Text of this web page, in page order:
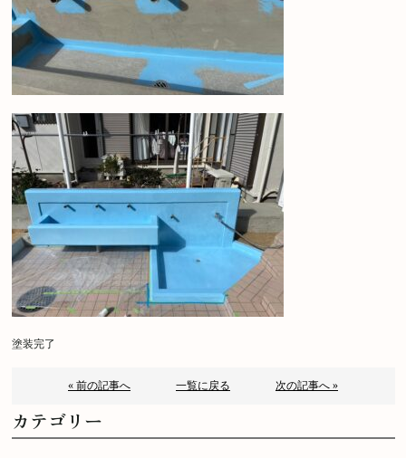
塗装完了
« 前の記事へ 一覧に戻る 次の記事へ »
カテゴリー